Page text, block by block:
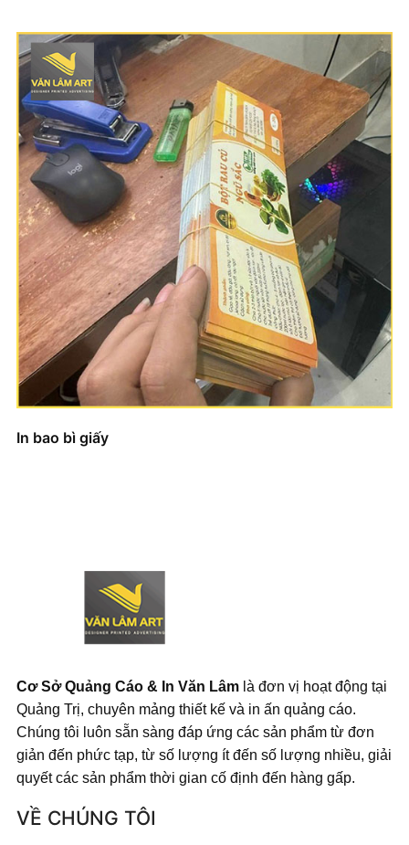
In bao bì giấy
Cơ Sở Quảng Cáo & In Văn Lâm là đơn vị hoạt động tại
Quảng Trị, chuyên mảng thiết kế và in ấn quảng cáo.
Chúng tôi luôn sẵn sàng đáp ứng các sản phẩm từ đơn
giản đến phức tạp, từ số lượng ít đến số lượng nhiều, giải
quyết các sản phẩm thời gian cố định đến hàng gấp.
VỀ CHÚNG TÔI